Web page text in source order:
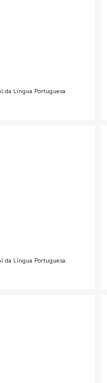
da Língua Portuguesa
da Língua Portuguesa